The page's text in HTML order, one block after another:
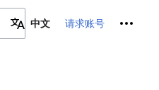
中文 请求账号 个人工具